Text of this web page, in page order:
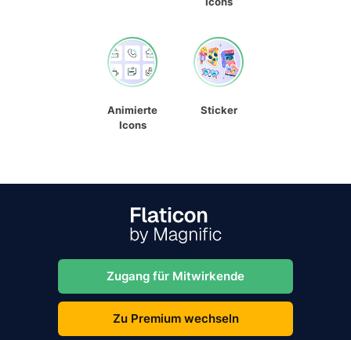
Animierte
Icons
Sticker
Zugang für Mitwirkende
Zu Premium wechseln